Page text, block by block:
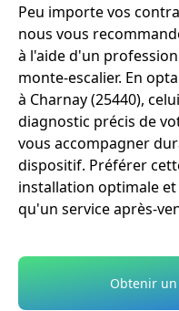
Peu importe vos
nous vous
à l'aide d'un
monte-escalier. En
à Charnay (25440),
diagnostic précis de
vous accompagner
dispositif. Préférer
installation optimale
qu'un service après-
Obtenir